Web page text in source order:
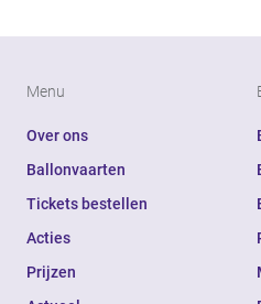
Menu
Over ons
Ballonvaarten
Tickets bestellen
Acties
Prijzen